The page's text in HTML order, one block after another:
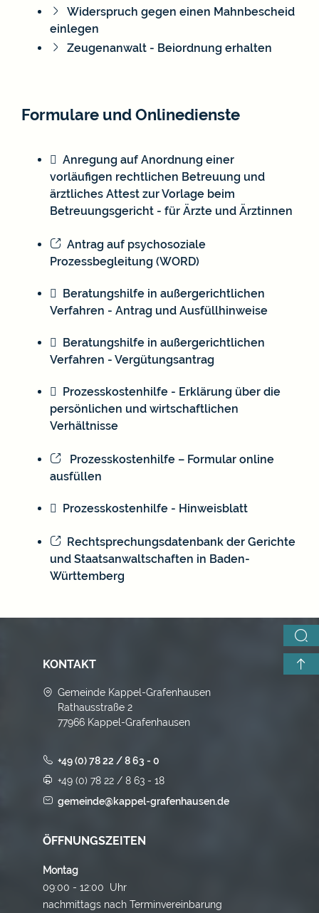
Widerspruch gegen einen Mahnbescheid
einlegen
Zeugenanwalt - Beiordnung erhalten
Formulare und Onlinedienste
Anregung auf Anordnung einer
vorläufigen rechtlichen Betreuung und
ärztliches Attest zur Vorlage beim
Betreuungsgericht - für Ärzte und Ärztinnen
Antrag auf psychosoziale
Prozessbegleitung (WORD)
Beratungshilfe in außergerichtlichen
Verfahren - Antrag und Ausfüllhinweise
Beratungshilfe in außergerichtlichen
Verfahren - Vergütungsantrag
Prozesskostenhilfe - Erklärung über die
persönlichen und wirtschaftlichen
Verhältnisse
Prozesskosten­hilfe – Formular online
ausfüllen
Prozesskostenhilfe - Hinweisblatt
Rechtsprechungsdatenbank der Gerichte
und Staatsanwaltschaften in Baden-
Württemberg
KONTAKT
Gemeinde Kappel-Grafenhausen
Rathausstraße 2
77966 Kappel-Grafenhausen
+49 (0) 78 22 / 8 63 - 0
+49 (0) 78 22 / 8 63 - 18
gemeinde@kappel-grafenhausen.de
ÖFFNUNGSZEITEN
Montag
09:00 - 12:00 Uhr
nachmittags nach Terminvereinbarung